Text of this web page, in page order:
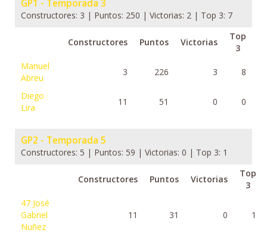
GP1 - Temporada 3
Constructores: 3 | Puntos: 250 | Victorias: 2 | Top 3: 7
Constructores Puntos Victorias
Top
3
Manuel
Abreu
3 226 3 8
Diego
Lira
11 51 0 0
GP2 - Temporada 5
Constructores: 5 | Puntos: 59 | Victorias: 0 | Top 3: 1
Constructores Puntos Victorias
Top
3
47 José
Gabriel
Nuñez
11 31 0 1